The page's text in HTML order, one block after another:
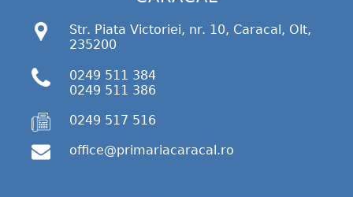
Str. Piata Victoriei, nr. 10, Caracal, Olt,
235200
0249 511 384
0249 511 386
0249 517 516
office@primariacaracal.ro